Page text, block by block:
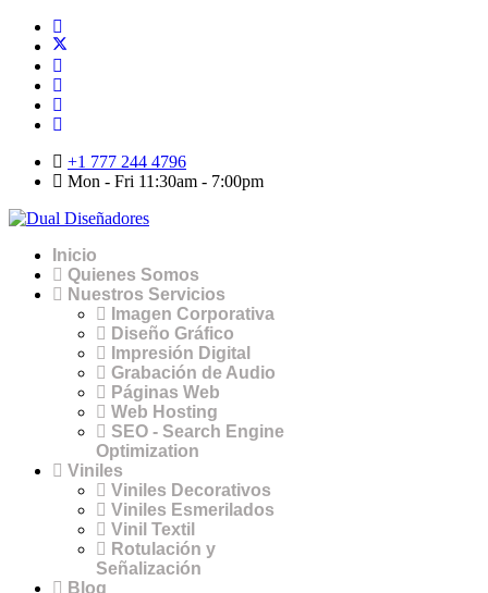
+1 777 244 4796
Mon - Fri 11:30am - 7:00pm
Inicio
Quienes Somos
Nuestros Servicios
Imagen Corporativa
Diseño Gráfico
Impresión Digital
Grabación de Audio
Páginas Web
Web Hosting
SEO - Search Engine
Optimization
Viniles
Viniles Decorativos
Viniles Esmerilados
Vinil Textil
Rotulación y
Señalización
Blog